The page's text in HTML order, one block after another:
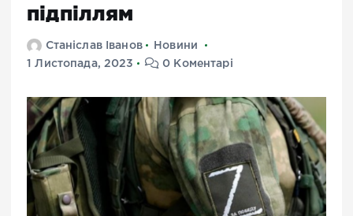
підпіллям
Станіслав Іванов
Новини
1 Листопада, 2023
0 Коментарі